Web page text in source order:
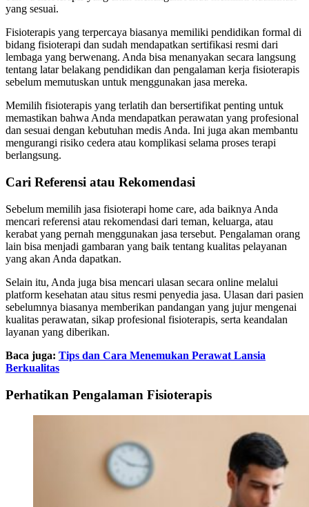
yang sesuai.
Fisioterapis yang terpercaya biasanya memiliki pendidikan formal di
bidang fisioterapi dan sudah mendapatkan sertifikasi resmi dari
lembaga yang berwenang. Anda bisa menanyakan secara langsung
tentang latar belakang pendidikan dan pengalaman kerja fisioterapis
sebelum memutuskan untuk menggunakan jasa mereka.
Memilih fisioterapis yang terlatih dan bersertifikat penting untuk
memastikan bahwa Anda mendapatkan perawatan yang profesional
dan sesuai dengan kebutuhan medis Anda. Ini juga akan membantu
mengurangi risiko cedera atau komplikasi selama proses terapi
berlangsung.
Cari Referensi atau Rekomendasi
Sebelum memilih jasa fisioterapi home care, ada baiknya Anda
mencari referensi atau rekomendasi dari teman, keluarga, atau
kerabat yang pernah menggunakan jasa tersebut. Pengalaman orang
lain bisa menjadi gambaran yang baik tentang kualitas pelayanan
yang akan Anda dapatkan.
Selain itu, Anda juga bisa mencari ulasan secara online melalui
platform kesehatan atau situs resmi penyedia jasa. Ulasan dari pasien
sebelumnya biasanya memberikan pandangan yang jujur mengenai
kualitas perawatan, sikap profesional fisioterapis, serta keandalan
layanan yang diberikan.
Baca juga: Tips dan Cara Menemukan Perawat Lansia
Berkualitas
Perhatikan Pengalaman Fisioterapis